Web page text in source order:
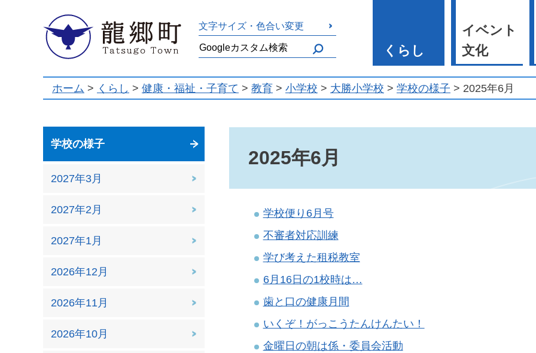
龍郷町 文字サイズ・色合い変更
くらし
イベント
文化
ホーム > くらし > 健康・福祉・子育て > 教育 > 小学校 > 大勝小学校 > 学校の様子 > 2025年6月
学校の様子
2027年3月
2027年2月
2027年1月
2026年12月
2026年11月
2026年10月
2025年6月
学校便り6月号
不審者対応訓練
学び考えた租税教室
6月16日の1校時は…
歯と口の健康月間
いくぞ！がっこうたんけんたい！
金曜日の朝は係・委員会活動